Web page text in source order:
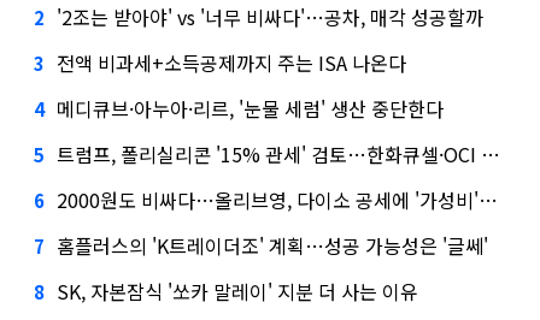
2 '2조는 받아야' vs '너무 비싸다'…공차, 매각 성공할까
3 전액 비과세+소득공제까지 주는 ISA 나온다
4 메디큐브·아누아·리르, '눈물 세럼' 생산 중단한다
5 트럼프, 폴리실리콘 '15% 관세' 검토…한화큐셀·OCI 영향은?
6 2000원도 비싸다…올리브영, 다이소 공세에 '가성비'로 맞불
7 홈플러스의 'K트레이더조' 계획…성공 가능성은 '글쎄'
8 SK, 자본잠식 '쏘카 말레이' 지분 더 사는 이유